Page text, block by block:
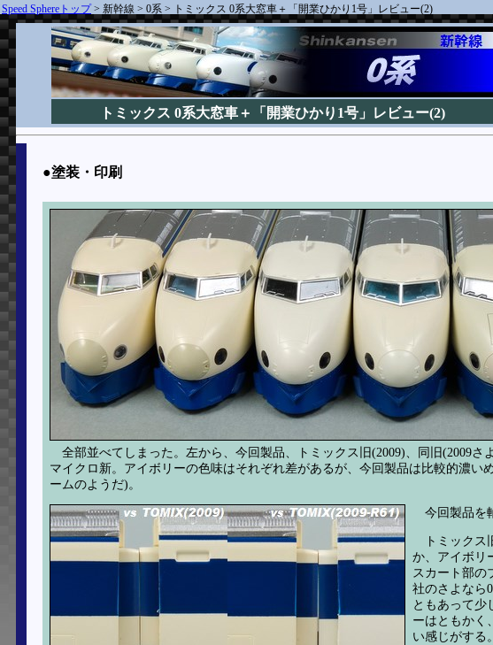
Speed Sphereトップ> 新幹線 > 0系 > トミックス 0系大窓車＋「開業ひかり1号」レビュー(2)
トミックス 0系大窓車＋「開業ひかり1号」レビュー(2)
●塗装・印刷
全部並べてしまった。左から、今回製品、トミックス旧(2009)、同旧(2009さ
マイクロ新。アイボリーの色味はそれぞれ差があるが、今回製品は比較的濃い
ームのようだ)。
今回製品を
トミック
か、アイボリ
スカート部の
社のさよなら
ともあって少
ーはともかく
い感じがする。